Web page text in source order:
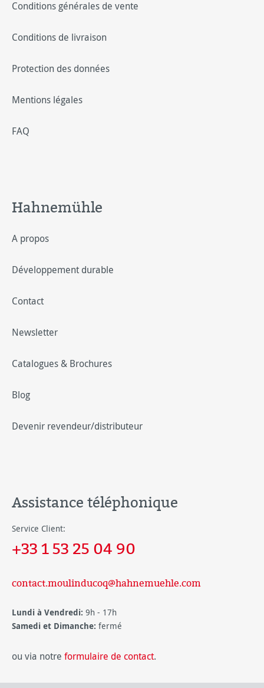
Conditions générales de vente
Conditions de livraison
Protection des données
Mentions légales
FAQ
Hahnemühle
A propos
Développement durable
Contact
Newsletter
Catalogues & Brochures
Blog
Devenir revendeur/distributeur
Assistance téléphonique
Service Client:
+33 1 53 25 04 90
contact.moulinducoq@hahnemuehle.com
Lundi à Vendredi: 9h - 17h
Samedi et Dimanche: fermé
ou via notre formulaire de contact.